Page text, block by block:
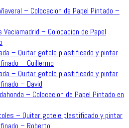
– Colocacion de Papel Pintado –
– Colocacion de Papel
– Quitar gotele plastificado y pintar
– Guillermo
– Quitar gotele plastificado y pintar
– David
– Colocacion de Papel Pintado en
– Quitar gotele plastificado y pintar
– Roberto